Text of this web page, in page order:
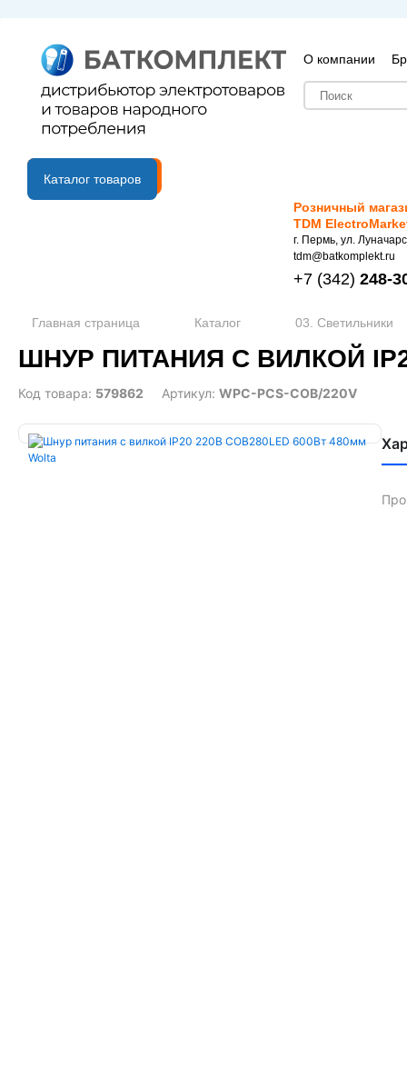
О компании
B2B портал
Каталог товаров
Розничный
TDM
г. Пермь, ул.
tdm@batkomplekt.ru
+7 (342) 248-
Главная страница Каталог 03. Светильники
ШНУР ПИТАНИЯ С ВИЛКОЙ
Код товара: 579862 Артикул: WPC-PCS-COB/220V